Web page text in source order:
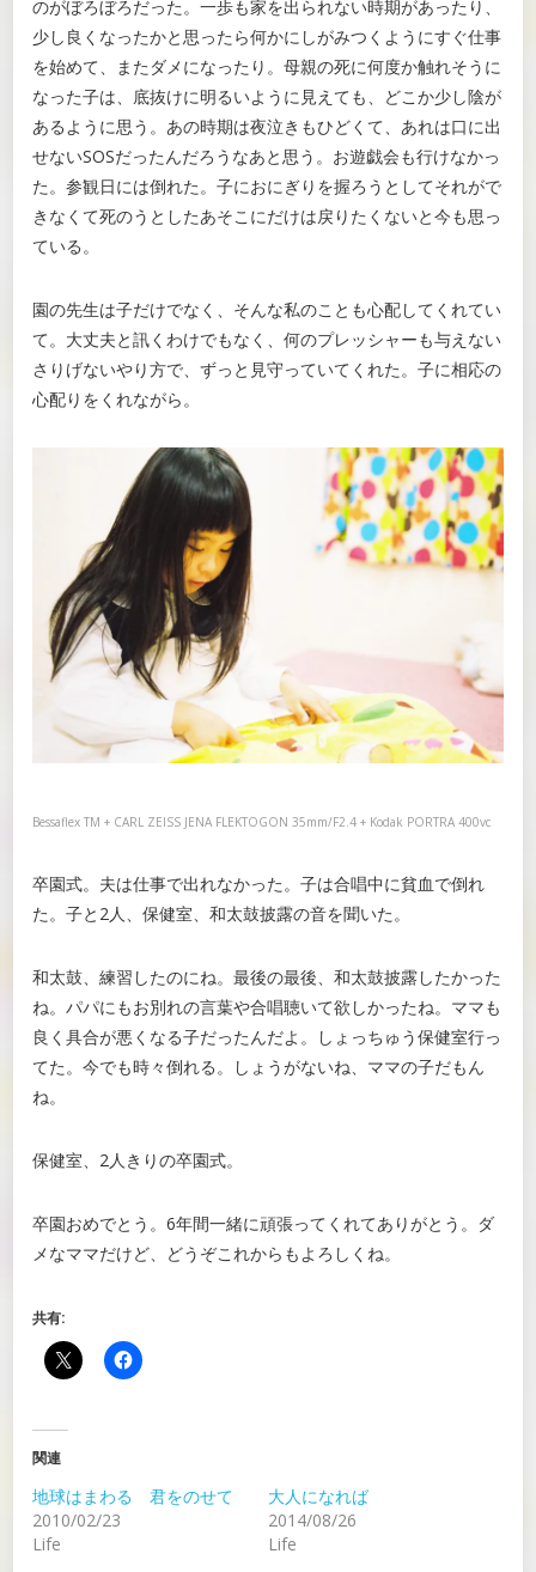
のがぼろぼろだった。一歩も家を出られない時期があったり、
少し良くなったかと思ったら何かにしがみつくようにすぐ仕事
を始めて、またダメになったり。母親の死に何度か触れそうに
なった子は、底抜けに明るいように見えても、どこか少し陰が
あるように思う。あの時期は夜泣きもひどくて、あれは口に出
せないSOSだったんだろうなあと思う。お遊戯会も行けなかっ
た。参観日には倒れた。子におにぎりを握ろうとしてそれがで
きなくて死のうとしたあそこにだけは戻りたくないと今も思っ
ている。
園の先生は子だけでなく、そんな私のことも心配してくれてい
て。大丈夫と訊くわけでもなく、何のプレッシャーも与えない
さりげないやり方で、ずっと見守っていてくれた。子に相応の
心配りをくれながら。
Bessaflex TM + CARL ZEISS JENA FLEKTOGON 35mm/F2.4 + Kodak PORTRA 400vc
卒園式。夫は仕事で出れなかった。子は合唱中に貧血で倒れ
た。子と2人、保健室、和太鼓披露の音を聞いた。
和太鼓、練習したのにね。最後の最後、和太鼓披露したかった
ね。パパにもお別れの言葉や合唱聴いて欲しかったね。ママも
良く具合が悪くなる子だったんだよ。しょっちゅう保健室行っ
てた。今でも時々倒れる。しょうがないね、ママの子だもん
ね。
保健室、2人きりの卒園式。
卒園おめでとう。6年間一緒に頑張ってくれてありがとう。ダ
メなママだけど、どうぞこれからもよろしくね。
共有:
関連
地球はまわる 君をのせて
2010/02/23
Life
大人になれば
2014/08/26
Life